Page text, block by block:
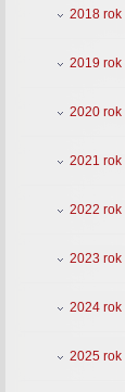
2018 rok
2019 rok
2020 rok
2021 rok
2022 rok
2023 rok
2024 rok
2025 rok